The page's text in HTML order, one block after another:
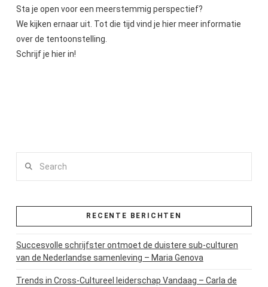
Sta je open voor een meerstemmig perspectief?
We kijken ernaar uit. Tot die tijd vind je hier meer informatie
over de tentoonstelling.
Schrijf je hier in!
RECENTE BERICHTEN
Succesvolle schrijfster ontmoet de duistere sub-culturen
van de Nederlandse samenleving – Maria Genova
Trends in Cross-Cultureel leiderschap Vandaag – Carla de